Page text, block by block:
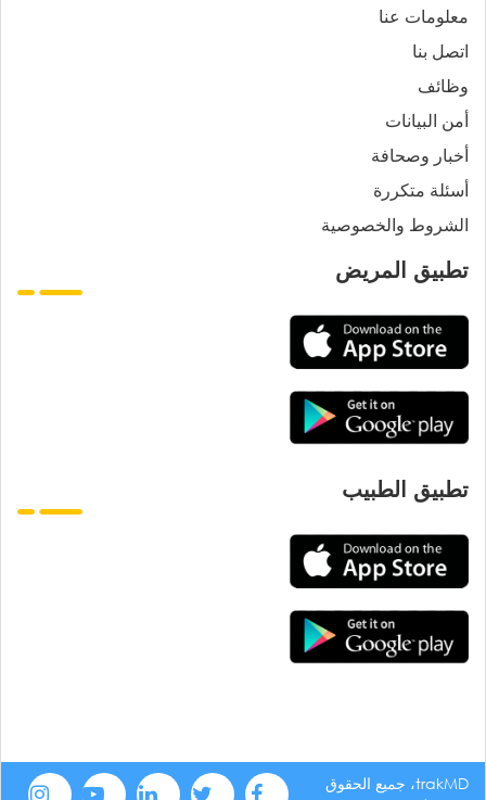
معلومات عنا
اتصل بنا
وظائف
أمن البيانات
أخبار وصحافة
أسئلة متكررة
الشروط والخصوصية
تطبيق المريض
تطبيق الطبيب
trakMD، جميع الحقوق